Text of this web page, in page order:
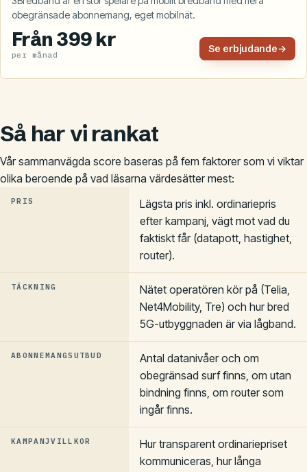
obegränsade abonnemang, eget mobilnät.
Från 399 kr
per månad Se erbjudande→
Så har vi rankat
Vår sammanvägda score baseras på fem faktorer som vi viktar
olika beroende på vad läsarna värdesätter mest:
PRIS
Lägsta pris inkl. ordinariepris
efter kampanj, vägt mot vad du
faktiskt får (datapott, hastighet,
router).
TÄCKNING
Nätet operatören kör på (Telia,
Net4Mobility, Tre) och hur bred
5G-utbyggnaden är via lågband.
ABONNEMANGSUTBUD
Antal datanivåer och om
obegränsad surf finns, om utan
bindning finns, om router som
ingår finns.
KAMPANJVILLKOR
Hur transparent ordinariepriset
kommuniceras, hur långa